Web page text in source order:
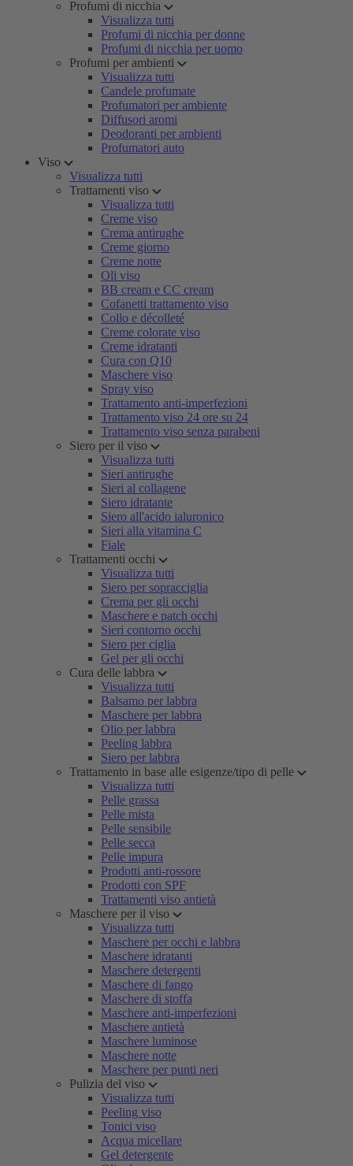
Profumi di nicchia
Visualizza tutti
Profumi di nicchia per donne
Profumi di nicchia per uomo
Profumi per ambienti
Visualizza tutti
Candele profumate
Profumatori per ambiente
Diffusori aromi
Deodoranti per ambienti
Profumatori auto
Viso
Visualizza tutti
Trattamenti viso
Visualizza tutti
Creme viso
Crema antirughe
Creme giorno
Creme notte
Oli viso
BB cream e CC cream
Cofanetti trattamento viso
Collo e décolleté
Creme colorate viso
Creme idratanti
Cura con Q10
Maschere viso
Spray viso
Trattamento anti-imperfezioni
Trattamento viso 24 ore su 24
Trattamento viso senza parabeni
Siero per il viso
Visualizza tutti
Sieri antirughe
Sieri al collagene
Siero idratante
Siero all'acido ialuronico
Sieri alla vitamina C
Fiale
Trattamenti occhi
Visualizza tutti
Siero per sopracciglia
Crema per gli occhi
Maschere e patch occhi
Sieri contorno occhi
Siero per ciglia
Gel per gli occhi
Cura delle labbra
Visualizza tutti
Balsamo per labbra
Maschere per labbra
Olio per labbra
Peeling labbra
Siero per labbra
Trattamento in base alle esigenze/tipo di pelle
Visualizza tutti
Pelle grassa
Pelle mista
Pelle sensibile
Pelle secca
Pelle impura
Prodotti anti-rossore
Prodotti con SPF
Trattamenti viso antietà
Maschere per il viso
Visualizza tutti
Maschere per occhi e labbra
Maschere idratanti
Maschere detergenti
Maschere di fango
Maschere di stoffa
Maschere anti-imperfezioni
Maschere antietà
Maschere luminose
Maschere notte
Maschere per punti neri
Pulizia del viso
Visualizza tutti
Peeling viso
Tonici viso
Acqua micellare
Gel detergente